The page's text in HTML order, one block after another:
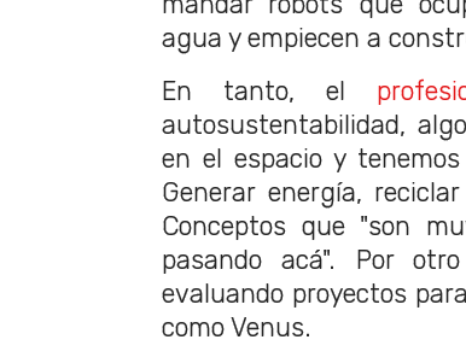
agua y empiecen a
En tanto, el
autosustentabilidad,
en el espacio y
Generar energía,
Conceptos que "son
pasando acá". Por
evaluando proyectos
como Venus.